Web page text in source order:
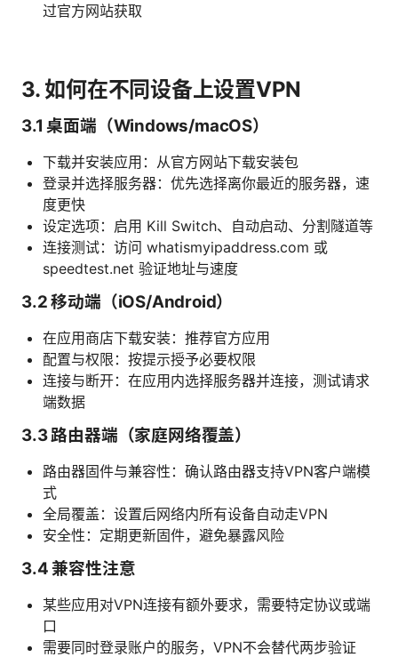
过官方网站获取
3. 如何在不同设备上设置VPN
3.1 桌面端（Windows/macOS）
下载并安装应用：从官方网站下载安装包
登录并选择服务器：优先选择离你最近的服务器，速
度更快
设定选项：启用 Kill Switch、自动启动、分割隧道等
连接测试：访问 whatismyipaddress.com 或
speedtest.net 验证地址与速度
3.2 移动端（iOS/Android）
在应用商店下载安装：推荐官方应用
配置与权限：按提示授予必要权限
连接与断开：在应用内选择服务器并连接，测试请求
端数据
3.3 路由器端（家庭网络覆盖）
路由器固件与兼容性：确认路由器支持VPN客户端模
式
全局覆盖：设置后网络内所有设备自动走VPN
安全性：定期更新固件，避免暴露风险
3.4 兼容性注意
某些应用对VPN连接有额外要求，需要特定协议或端
口
需要同时登录账户的服务，VPN不会替代两步验证